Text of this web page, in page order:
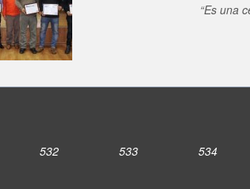
“Es una
532 533 534